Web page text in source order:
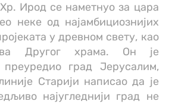
Ирод се наметнуо за цара
неке од најамбициознијих
у древном свету, као
Другог храма. Он је
преуредио град Јерусалим,
Старији написао да је
најугледнији град не